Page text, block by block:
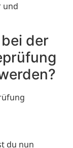
und
der
du nun